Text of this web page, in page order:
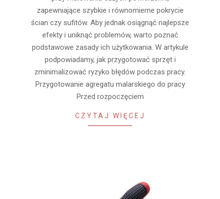
zapewniające szybkie i równomierne pokrycie
ścian czy sufitów. Aby jednak osiągnąć najlepsze
efekty i uniknąć problemów, warto poznać
podstawowe zasady ich użytkowania. W artykule
podpowiadamy, jak przygotować sprzęt i
zminimalizować ryzyko błędów podczas pracy.
Przygotowanie agregatu malarskiego do pracy
Przed rozpoczęciem
CZYTAJ WIĘCEJ